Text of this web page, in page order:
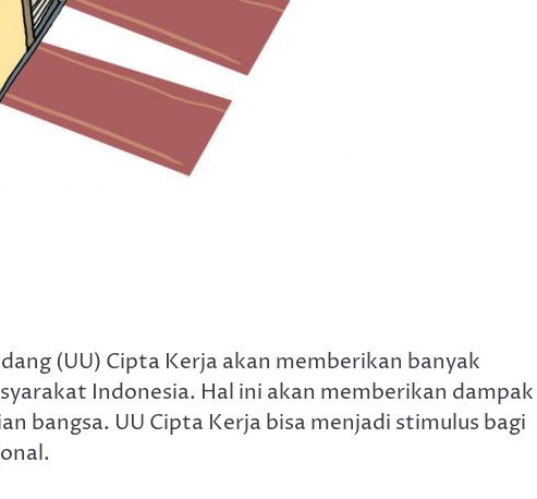
(UU) Cipta Kerja akan memberikan banyak
Indonesia. Hal ini akan memberikan dampak
bangsa. UU Cipta Kerja bisa menjadi stimulus bagi